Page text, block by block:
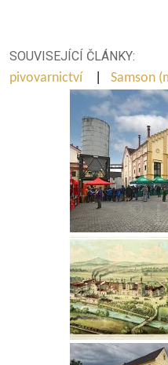
SOUVISEJÍCÍ ČLÁNKY:
pivovarnictví
Samson